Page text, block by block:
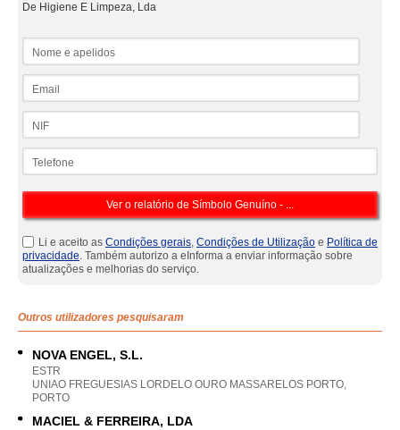
De Higiene E Limpeza, Lda
Li e aceito as Condições gerais, Condições de Utilização e Política de
privacidade. Também autorizo a eInforma a enviar informação sobre
atualizações e melhorias do serviço.
Outros utilizadores pesquisaram
NOVA ENGEL, S.L.
ESTR
UNIAO FREGUESIAS LORDELO OURO MASSARELOS PORTO,
PORTO
MACIEL & FERREIRA, LDA